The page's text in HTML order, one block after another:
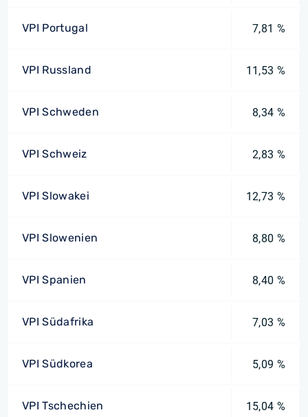
VPI Portugal 7,81 %
VPI Russland 11,53 %
VPI Schweden 8,34 %
VPI Schweiz 2,83 %
VPI Slowakei 12,73 %
VPI Slowenien 8,80 %
VPI Spanien 8,40 %
VPI Südafrika 7,03 %
VPI Südkorea 5,09 %
VPI Tschechien 15,04 %